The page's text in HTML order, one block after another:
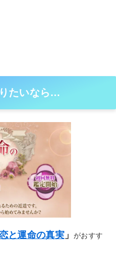
たいなら…
と運命の真実」がおすす